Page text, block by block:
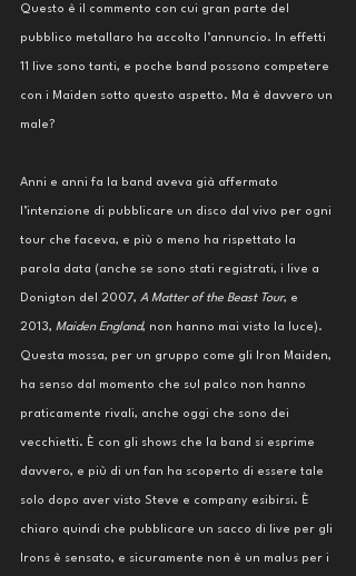
Questo è il commento con cui gran parte del
pubblico metallaro ha accolto l’annuncio. In effetti
11 live sono tanti, e poche band possono competere
con i Maiden sotto questo aspetto. Ma è davvero un
male?
Anni e anni fa la band aveva già affermato
l’intenzione di pubblicare un disco dal vivo per ogni
tour che faceva, e più o meno ha rispettato la
parola data (anche se sono stati registrati, i live a
Donigton del 2007, A Matter of the Beast Tour, e
2013, Maiden England, non hanno mai visto la luce).
Questa mossa, per un gruppo come gli Iron Maiden,
ha senso dal momento che sul palco non hanno
praticamente rivali, anche oggi che sono dei
vecchietti. È con gli shows che la band si esprime
davvero, e più di un fan ha scoperto di essere tale
solo dopo aver visto Steve e company esibirsi. È
chiaro quindi che pubblicare un sacco di live per gli
Irons è sensato, e sicuramente non è un malus per i